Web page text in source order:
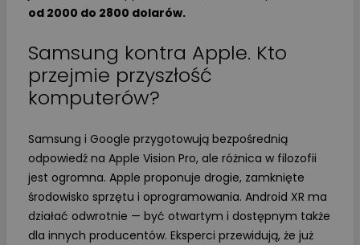
od 2000 do 2800 dolarów.
Samsung kontra Apple. Kto
przejmie przyszłość
komputerów?
Samsung i Google przygotowują bezpośrednią
odpowiedź na Apple Vision Pro, ale różnica w filozofii
jest ogromna. Apple proponuje drogie, zamknięte
środowisko sprzętu i oprogramowania. Android XR ma
działać odwrotnie — być otwartym i dostępnym także
dla innych producentów. Eksperci przewidują, że już